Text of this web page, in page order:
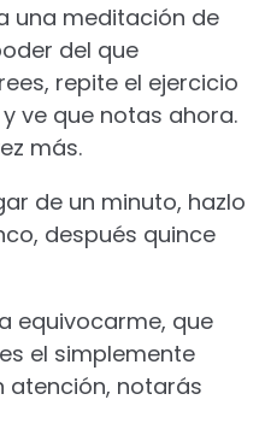
una meditación de
del que
repite el ejercicio
ve que notas ahora.
más.
de un minuto, hazlo
después quince
equivocarme, que
el simplemente
atención, notarás